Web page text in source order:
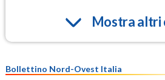
Mostra altri
Bollettino Nord-Ovest Italia